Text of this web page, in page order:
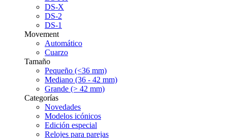
DS-X
DS-2
DS-1
Movement
Automático
Cuarzo
Tamaño
Pequeño (<36 mm)
Mediano (36 - 42 mm)
Grande (> 42 mm)
Categorías
Novedades
Modelos icónicos
Edición especial
Relojes para parejas